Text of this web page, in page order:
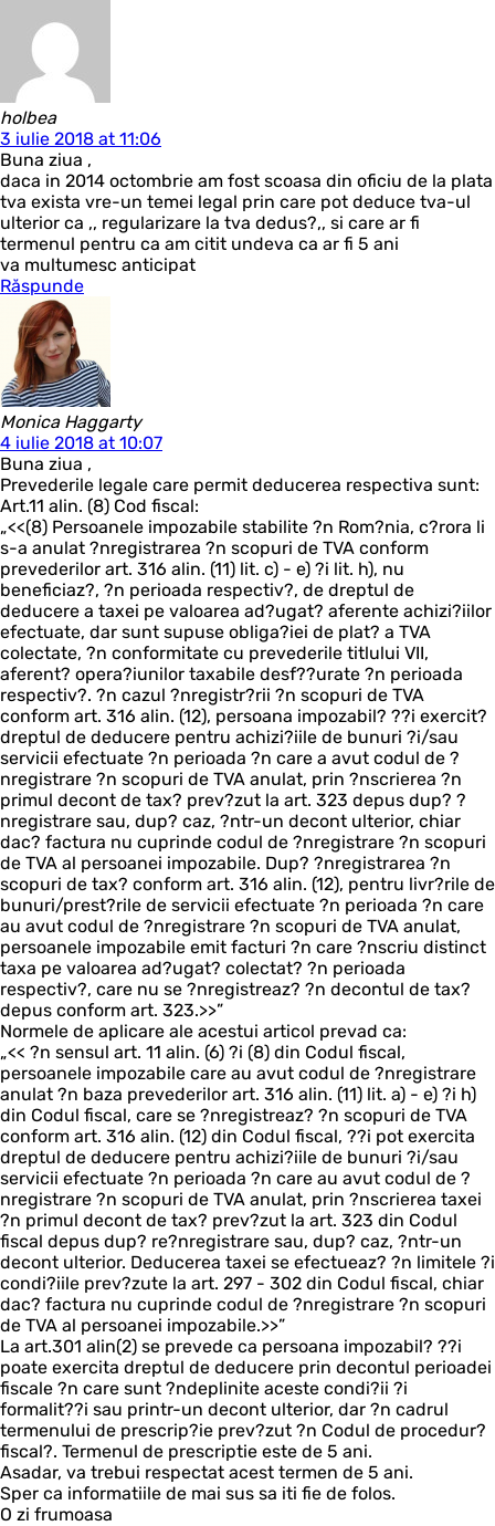
holbea
3 iulie 2018 at 11:06
Buna ziua ,
daca in 2014 octombrie am fost scoasa din oficiu de la plata
tva exista vre-un temei legal prin care pot deduce tva-ul
ulterior ca ,, regularizare la tva dedus?,, si care ar fi
termenul pentru ca am citit undeva ca ar fi 5 ani
va multumesc anticipat
Răspunde
Monica Haggarty
4 iulie 2018 at 10:07
Buna ziua ,
Prevederile legale care permit deducerea respectiva sunt:
Art.11 alin. (8) Cod fiscal:
„<<(8) Persoanele impozabile stabilite ?n Rom?nia, c?rora li
s-a anulat ?nregistrarea ?n scopuri de TVA conform
prevederilor art. 316 alin. (11) lit. c) - e) ?i lit. h), nu
beneficiaz?, ?n perioada respectiv?, de dreptul de
deducere a taxei pe valoarea ad?ugat? aferente achizi?iilor
efectuate, dar sunt supuse obliga?iei de plat? a TVA
colectate, ?n conformitate cu prevederile titlului VII,
aferent? opera?iunilor taxabile desf??urate ?n perioada
respectiv?. ?n cazul ?nregistr?rii ?n scopuri de TVA
conform art. 316 alin. (12), persoana impozabil? ??i exercit?
dreptul de deducere pentru achizi?iile de bunuri ?i/sau
servicii efectuate ?n perioada ?n care a avut codul de ?
nregistrare ?n scopuri de TVA anulat, prin ?nscrierea ?n
primul decont de tax? prev?zut la art. 323 depus dup? ?
nregistrare sau, dup? caz, ?ntr-un decont ulterior, chiar
dac? factura nu cuprinde codul de ?nregistrare ?n scopuri
de TVA al persoanei impozabile. Dup? ?nregistrarea ?n
scopuri de tax? conform art. 316 alin. (12), pentru livr?rile de
bunuri/prest?rile de servicii efectuate ?n perioada ?n care
au avut codul de ?nregistrare ?n scopuri de TVA anulat,
persoanele impozabile emit facturi ?n care ?nscriu distinct
taxa pe valoarea ad?ugat? colectat? ?n perioada
respectiv?, care nu se ?nregistreaz? ?n decontul de tax?
depus conform art. 323.>>”
Normele de aplicare ale acestui articol prevad ca:
„<< ?n sensul art. 11 alin. (6) ?i (8) din Codul fiscal,
persoanele impozabile care au avut codul de ?nregistrare
anulat ?n baza prevederilor art. 316 alin. (11) lit. a) - e) ?i h)
din Codul fiscal, care se ?nregistreaz? ?n scopuri de TVA
conform art. 316 alin. (12) din Codul fiscal, ??i pot exercita
dreptul de deducere pentru achizi?iile de bunuri ?i/sau
servicii efectuate ?n perioada ?n care au avut codul de ?
nregistrare ?n scopuri de TVA anulat, prin ?nscrierea taxei
?n primul decont de tax? prev?zut la art. 323 din Codul
fiscal depus dup? re?nregistrare sau, dup? caz, ?ntr-un
decont ulterior. Deducerea taxei se efectueaz? ?n limitele ?i
condi?iile prev?zute la art. 297 - 302 din Codul fiscal, chiar
dac? factura nu cuprinde codul de ?nregistrare ?n scopuri
de TVA al persoanei impozabile.>>”
La art.301 alin(2) se prevede ca persoana impozabil? ??i
poate exercita dreptul de deducere prin decontul perioadei
fiscale ?n care sunt ?ndeplinite aceste condi?ii ?i
formalit??i sau printr-un decont ulterior, dar ?n cadrul
termenului de prescrip?ie prev?zut ?n Codul de procedur?
fiscal?. Termenul de prescriptie este de 5 ani.
Asadar, va trebui respectat acest termen de 5 ani.
Sper ca informatiile de mai sus sa iti fie de folos.
O zi frumoasa